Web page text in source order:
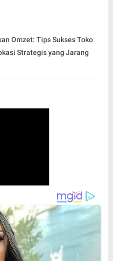
Omzet: Tips Sukses Toko
Strategis yang Jarang